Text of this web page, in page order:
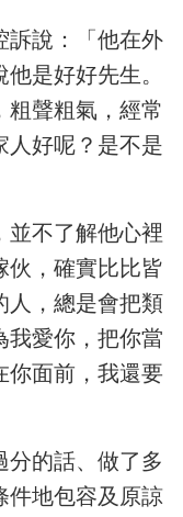
訴說：「他在外
是好好先生。
粗聲粗氣，經常
人好呢？是不是
並不了解他心裡
伙，確實比比皆
人，總是會把類
我愛你，把你當
你面前，我還要
分的話、做了多
件地包容及原諒